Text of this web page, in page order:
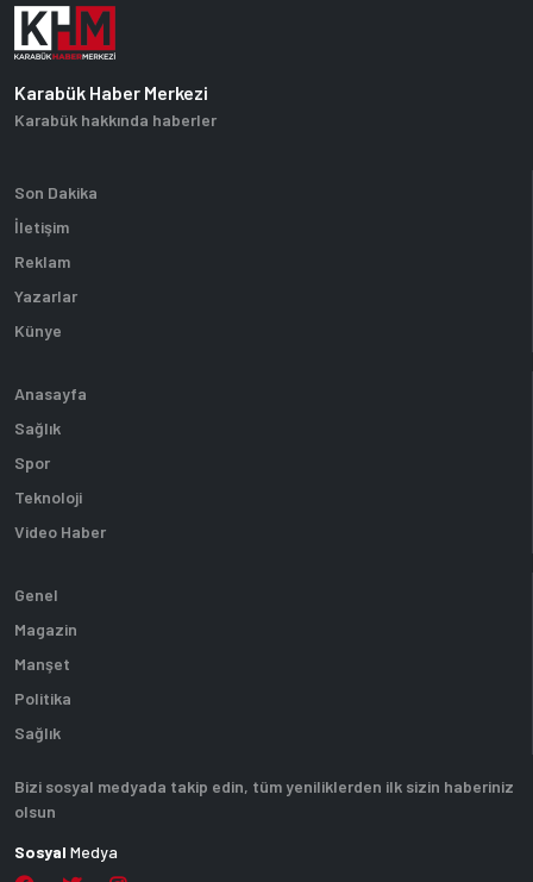
Karabük Haber Merkezi
Karabük hakkında haberler
Son Dakika
İletişim
Reklam
Yazarlar
Künye
Anasayfa
Sağlık
Spor
Teknoloji
Video Haber
Genel
Magazin
Manşet
Politika
Sağlık
Bizi sosyal medyada takip edin, tüm yeniliklerden ilk sizin haberiniz
olsun
Sosyal Medya